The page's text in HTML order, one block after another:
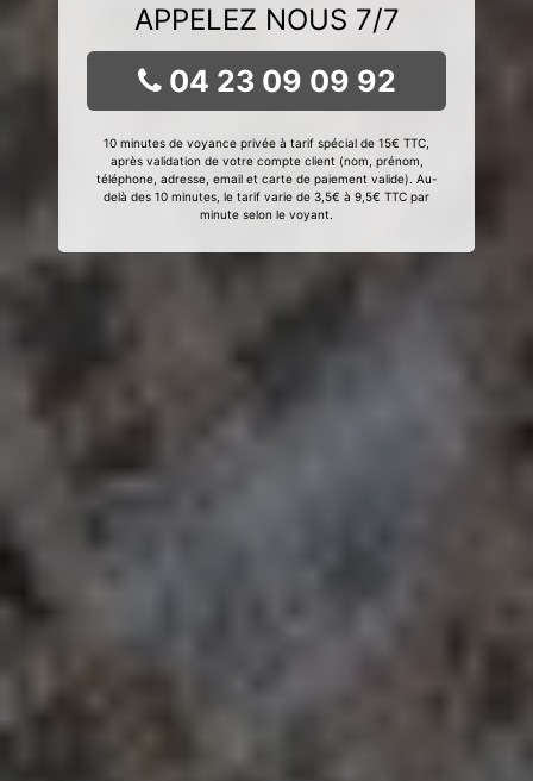
APPELEZ NOUS 7/7
04 23 09 09 92
10 minutes de voyance privée à tarif spécial de 15€ TTC,
après validation de votre compte client (nom, prénom,
téléphone, adresse, email et carte de paiement valide). Au-
delà des 10 minutes, le tarif varie de 3,5€ à 9,5€ TTC par
minute selon le voyant.